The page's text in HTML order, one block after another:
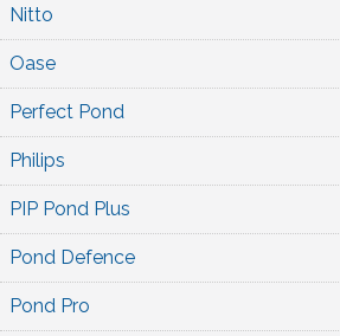
Nitto
Oase
Perfect Pond
Philips
PIP Pond Plus
Pond Defence
Pond Pro